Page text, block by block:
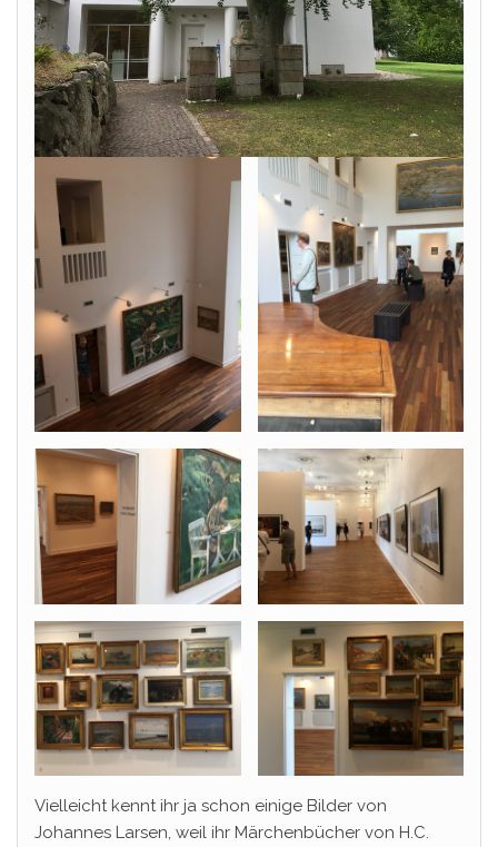
Vielleicht kennt ihr ja schon einige Bilder von
Johannes Larsen, weil ihr Märchenbücher von H.C.